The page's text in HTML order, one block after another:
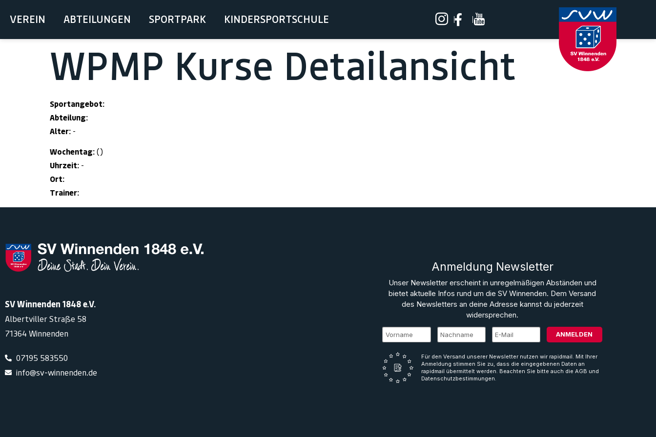
springen
VEREIN ABTEILUNGEN SPORTPARK KINDERSPORTSCHULE
WPMP Kurse Detailansicht
Sportangebot:
Abteilung:
Alter: -
Wochentag: ()
Uhrzeit: -
Ort:
Trainer:
SV Winnenden 1848 e.V.
Albertviller Straße 58
71364 Winnenden
07195 583550
info@sv-winnenden.de
Anmeldung Newsletter
Unser Newsletter erscheint in unregelmäßigen Abständen und
bietet aktuelle Infos rund um die SV Winnenden. Dem Versand
des Newsletters an deine Adresse kannst du jederzeit
widersprechen.
ANMELDEN
Für den Versand unserer Newsletter nutzen wir rapidmail. Mit Ihrer
Anmeldung stimmen Sie zu, dass die eingegebenen Daten an
rapidmail übermittelt werden. Beachten Sie bitte auch die AGB und
Datenschutzbestimmungen.